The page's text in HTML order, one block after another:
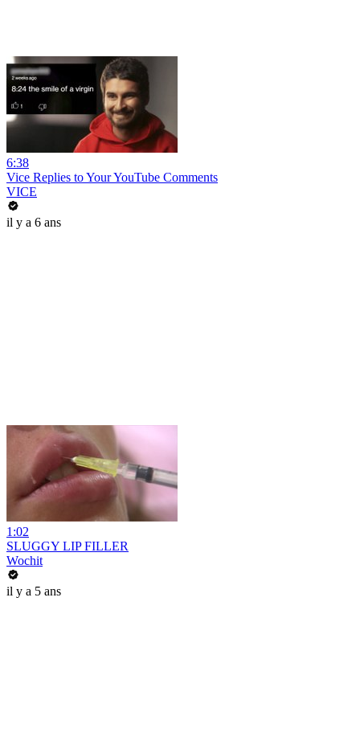
6:38
Vice Replies to Your YouTube Comments
VICE
il y a 6 ans
1:02
SLUGGY LIP FILLER
Wochit
il y a 5 ans